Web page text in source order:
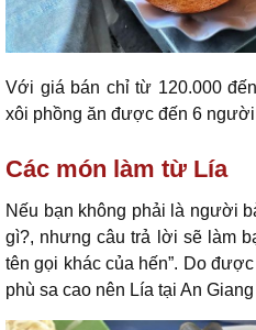
Với giá bán chỉ từ 120.000
xôi phồng ăn được đến 6
Các món làm từ Lía
Nếu bạn không phải là người
gì?, nhưng câu trả lời sẽ làm
tên gọi khác của hến”. Do
phù sa cao nên Lía tại An